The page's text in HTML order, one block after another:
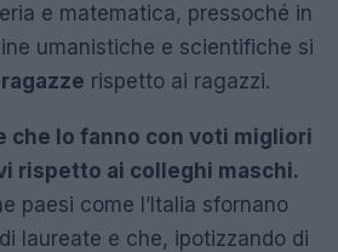
e matematica, pressoché in
umanistiche e scientifiche si
ragazze rispetto ai ragazzi.
che lo fanno con voti migliori
rispetto ai colleghi maschi.
paesi come l’Italia sfornano
laureate e che, ipotizzando di